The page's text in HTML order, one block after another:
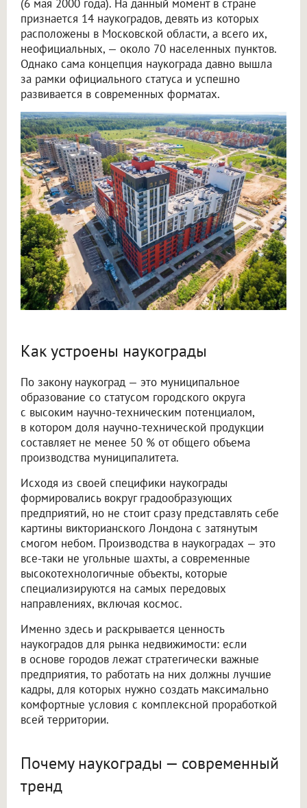
(6 мая 2000 года). На данный момент в стране
признается 14 наукоградов, девять из которых
расположены в Московской области, а всего их,
неофициальных, — около 70 населенных пунктов.
Однако сама концепция наукограда давно вышла
за рамки официального статуса и успешно
развивается в современных форматах.
Как устроены наукограды
По закону наукоград — это муниципальное
образование со статусом городского округа
с высоким научно-техническим потенциалом,
в котором доля научно-технической продукции
составляет не менее 50 % от общего объема
производства муниципалитета.
Исходя из своей специфики наукограды
формировались вокруг градообразующих
предприятий, но не стоит сразу представлять себе
картины викторианского Лондона с затянутым
смогом небом. Производства в наукоградах — это
все-таки не угольные шахты, а современные
высокотехнологичные объекты, которые
специализируются на самых передовых
направлениях, включая космос.
Именно здесь и раскрывается ценность
наукоградов для рынка недвижимости: если
в основе городов лежат стратегически важные
предприятия, то работать на них должны лучшие
кадры, для которых нужно создать максимально
комфортные условия с комплексной проработкой
всей территории.
Почему наукограды — современный
тренд